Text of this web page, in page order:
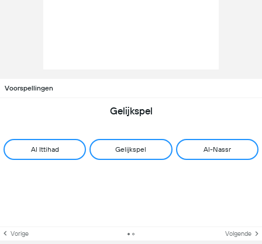
Voorspellingen
Gelijkspel
Al Ittihad Gelijkspel Al-Nassr
Vorige Volgende